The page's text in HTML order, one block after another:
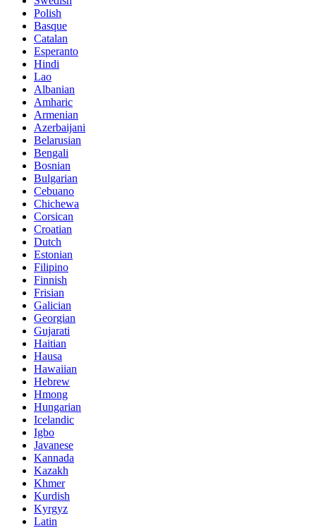
Polish
Basque
Catalan
Esperanto
Hindi
Lao
Albanian
Amharic
Armenian
Azerbaijani
Belarusian
Bengali
Bosnian
Bulgarian
Cebuano
Chichewa
Corsican
Croatian
Dutch
Estonian
Filipino
Finnish
Frisian
Galician
Georgian
Gujarati
Haitian
Hausa
Hawaiian
Hebrew
Hmong
Hungarian
Icelandic
Igbo
Javanese
Kannada
Kazakh
Khmer
Kurdish
Kyrgyz
Latin